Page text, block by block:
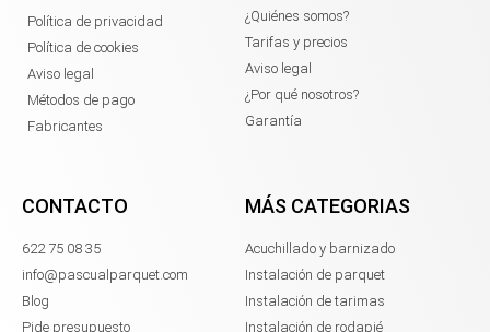
Política de privacidad
Política de cookies
Aviso legal
Métodos de pago
Fabricantes
¿Quiénes somos?
Tarifas y precios
Aviso legal
¿Por qué nosotros?
Garantía
CONTACTO
622 75 08 35
info@pascualparquet.com
Blog
Pide presupuesto
MÁS CATEGORIAS
Acuchillado y barnizado
Instalación de parquet
Instalación de tarimas
Instalación de rodapié